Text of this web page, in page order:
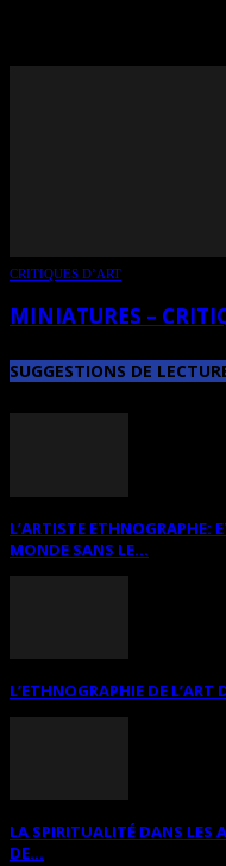
CRITIQUES D’ART
MINIATURES –
SUGGESTIONS DE
L’ARTISTE ETHNOGRAPHE:
MONDE SANS LE...
L’ETHNOGRAPHIE DE
LA SPIRITUALITÉ DANS LES
DE...